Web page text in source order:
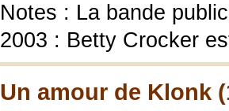
Notes : La bande
2003 : Betty Crocker
Un amour de Klonk